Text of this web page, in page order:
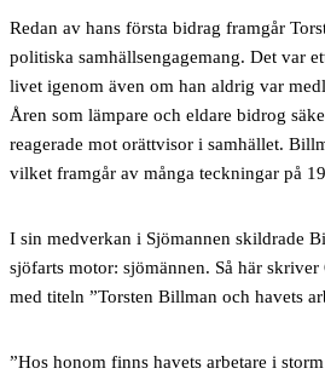
Redan av hans första bidrag framgår
politiska samhällsengagemang. Det var
livet igenom även om han aldrig var
Åren som lämpare och eldare bidrog
reagerade mot orättvisor i samhället.
vilket framgår av många teckningar på
I sin medverkan i Sjömannen skildrade
sjöfarts motor: sjömännen. Så här skriver
med titeln ”Torsten Billman och havets
”Hos honom finns havets arbetare i